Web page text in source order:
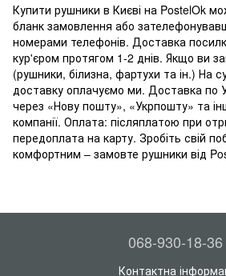
Купити рушники в Києві на PostelOk
бланк замовлення або
номерами телефонів. Доставка
кур'єром протягом 1-2 днів. Якщо ви
(рушники, білизна, фартухи та ін.) На
доставку оплачуємо ми. Доставка по
через «Нову пошту», «Укрпошту» та
компанії. Оплата: післяплатою при
передоплата на карту. Зробіть свій
комфортним – замовте рушники від
068-930-18-36
Контактна